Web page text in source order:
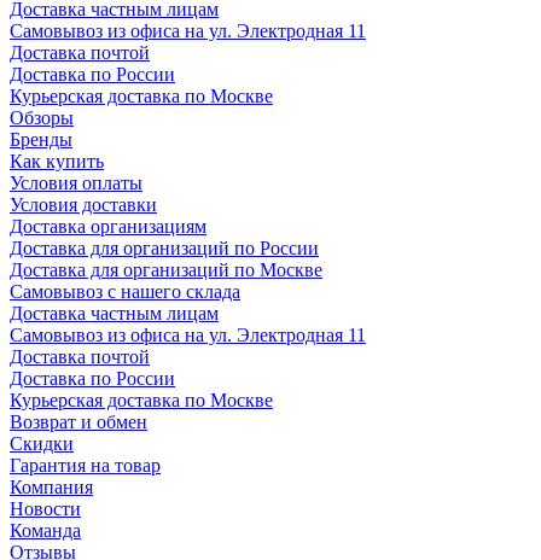
Доставка частным лицам
Самовывоз из офиса на ул. Электродная 11
Доставка почтой
Доставка по России
Курьерская доставка по Москве
Обзоры
Бренды
Как купить
Условия оплаты
Условия доставки
Доставка организациям
Доставка для организаций по России
Доставка для организаций по Москве
Самовывоз с нашего склада
Доставка частным лицам
Самовывоз из офиса на ул. Электродная 11
Доставка почтой
Доставка по России
Курьерская доставка по Москве
Возврат и обмен
Скидки
Гарантия на товар
Компания
Новости
Команда
Отзывы